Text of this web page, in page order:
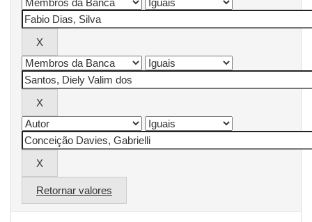
Retornar valores